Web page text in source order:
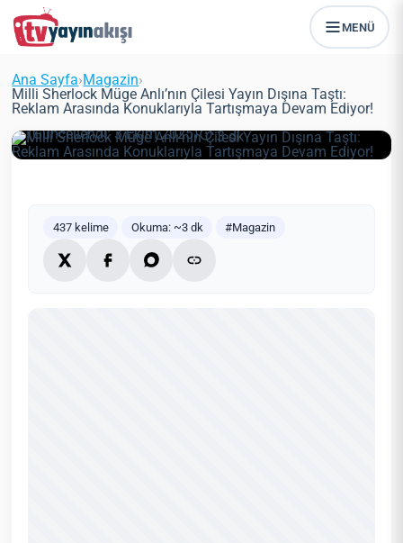
MENÜ
Ana Sayfa›Magazin›
Milli Sherlock Müge Anlı’nın Çilesi Yayın Dışına Taştı:
Reklam Arasında Konuklarıyla Tartışmaya Devam Ediyor!
Milli Sherlock Müge Anlı’nın Çilesi
Yayın Dışına Taştı: Reklam
Devam Ediyor!
Zeynep Öztürk Magazin
12 Mayıs 2021
(Güncellendi: 3 Ekim 2025)
3 dk
437 kelime Okuma: ~3 dk #Magazin